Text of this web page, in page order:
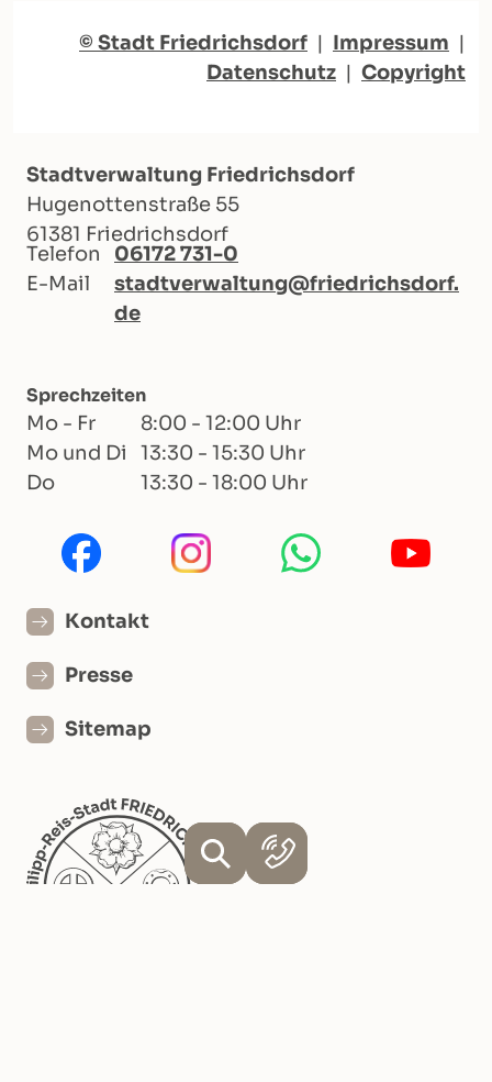
© Stadt Friedrichsdorf | Impressum |
Datenschutz | Copyright
Stadtverwaltung Friedrichsdorf
Hugenottenstraße 55
61381 Friedrichsdorf
Telefon
06172 731-0
E-Mail
stadtverwaltung@friedrichsdorf.
de
Sprechzeiten
Mo - Fr
8:00 - 12:00 Uhr
Mo und Di
13:30 - 15:30 Uhr
Do
13:30 - 18:00 Uhr
Kontakt
Presse
Sitemap